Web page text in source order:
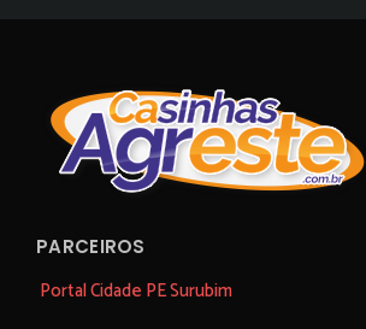
PARCEIROS
Portal Cidade PE Surubim